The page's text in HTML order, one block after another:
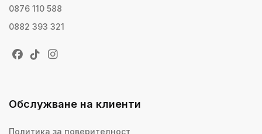
0876 110 588
0882 393 321
Обслужване на клиенти
Политика за поверителност